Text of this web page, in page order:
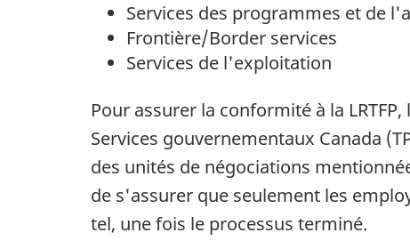
Services des programmes et de
Frontière/Border services
Services de l'exploitation
Pour assurer la conformité à la
Services gouvernementaux Canada
des unités de négociations
de s'assurer que seulement les
tel, une fois le processus terminé.